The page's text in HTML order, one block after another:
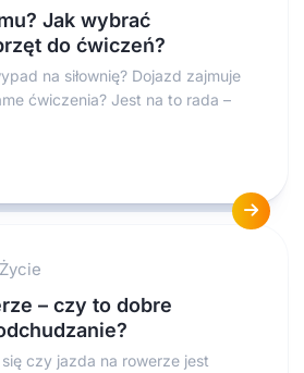
Jak wybrać
do ćwiczeń?
na siłownię? Dojazd zajmuje
ćwiczenia? Jest na to rada –
Życie
– czy to dobre
czy jazda na rowerze jest